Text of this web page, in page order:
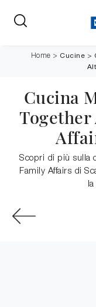
Home > Cucine >
Cucina
Scopri di più sulla
Family Affairs di